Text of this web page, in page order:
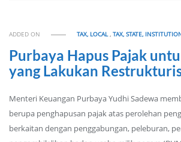
ADDED ON TAX, LOCAL,TAX, STATE,
Purbaya Hapus Pajak
yang Lakukan
Menteri Keuangan Purbaya Yudhi Sadewa
berupa penghapusan pajak atas perolehan
berkaitan dengan penggabungan, peleburan,